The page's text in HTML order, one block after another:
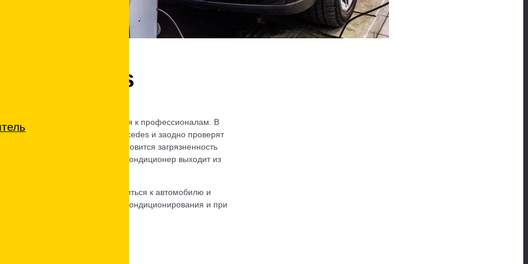
Mercedes
в Видном, стоит обращаться к профессионалам. В
кондиционер на Mercedes и заодно проверят
и последующего ремонта становится загрязненность
воздуха, в результате чего кондиционер выходит из
внимательно относиться к автомобилю и
мастер проверит систему кондиционирования и при